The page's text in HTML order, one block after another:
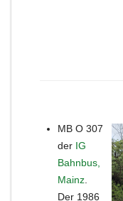
MB O 307
der IG
Bahnbus,
Mainz
Der 1986